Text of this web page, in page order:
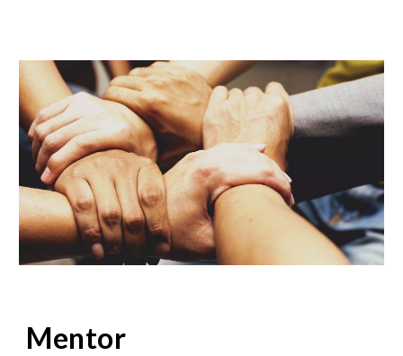
Mentor